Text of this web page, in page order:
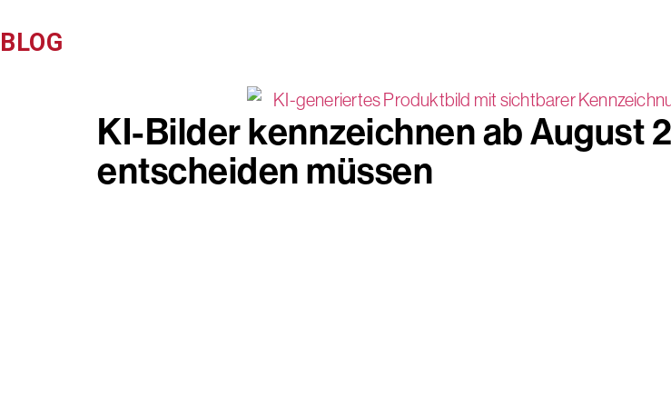
BLOG
KI-Bilder kennzeichnen ab August
entscheiden müssen